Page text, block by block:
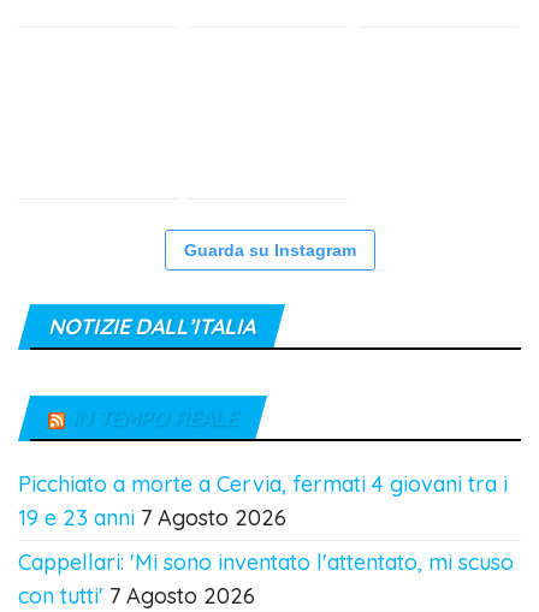
Guarda su Instagram
NOTIZIE DALL’ITALIA
IN TEMPO REALE
Picchiato a morte a Cervia, fermati 4 giovani tra i
19 e 23 anni 7 Agosto 2026
Cappellari: 'Mi sono inventato l'attentato, mi scuso
con tutti' 7 Agosto 2026